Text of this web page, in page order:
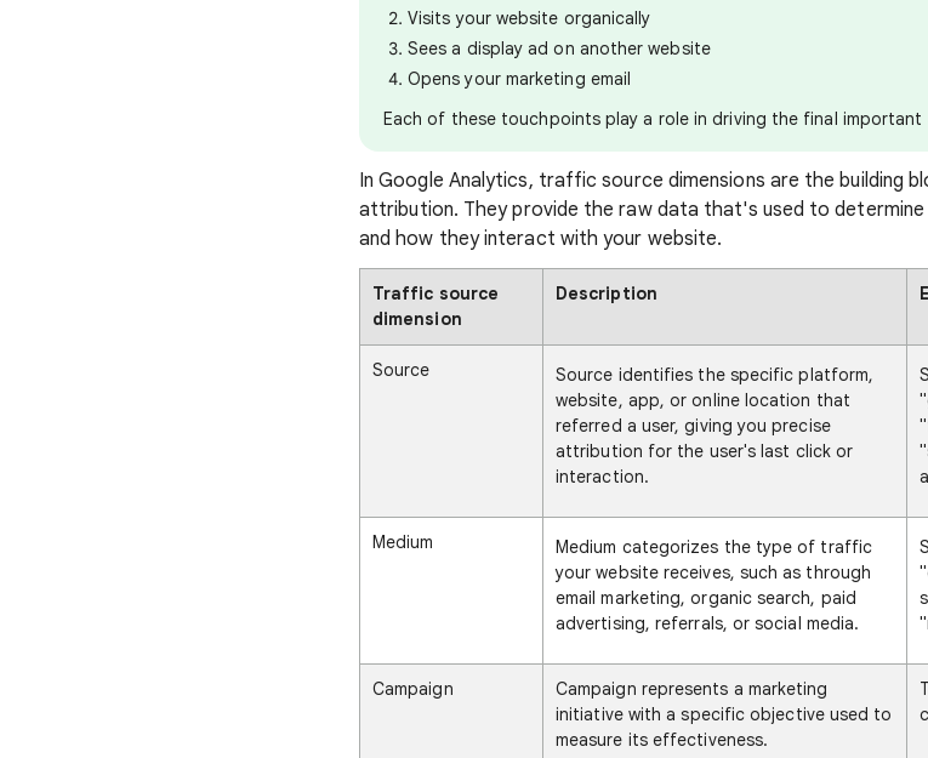
Visits your website organically
Sees a display ad on another website
Opens your marketing email
Each of these touchpoints play a role in driving the final important
In Google Analytics, traffic source dimensions are the building
attribution. They provide the raw data that's used to
and how they interact with your website.
Traffic source
dimension
Description
Source
Source identifies the specific platform,
website, app, or online location that
referred a user, giving you precise
attribution for the user's last click or
interaction.
Medium
Medium categorizes the type of traffic
your website receives, such as through
email marketing, organic search, paid
advertising, referrals, or social media.
Campaign
Campaign represents a marketing
initiative with a specific objective used to
measure its effectiveness.